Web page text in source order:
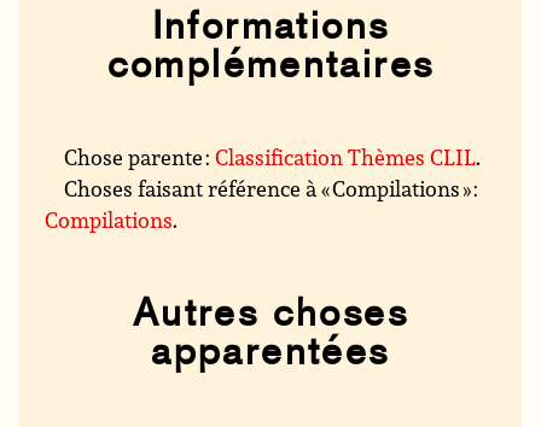
Informations
complémentaires
Chose parente :Classification Thèmes CLIL.
Choses faisant référence à « Compilations » :
Compilations.
Autres choses
apparentées